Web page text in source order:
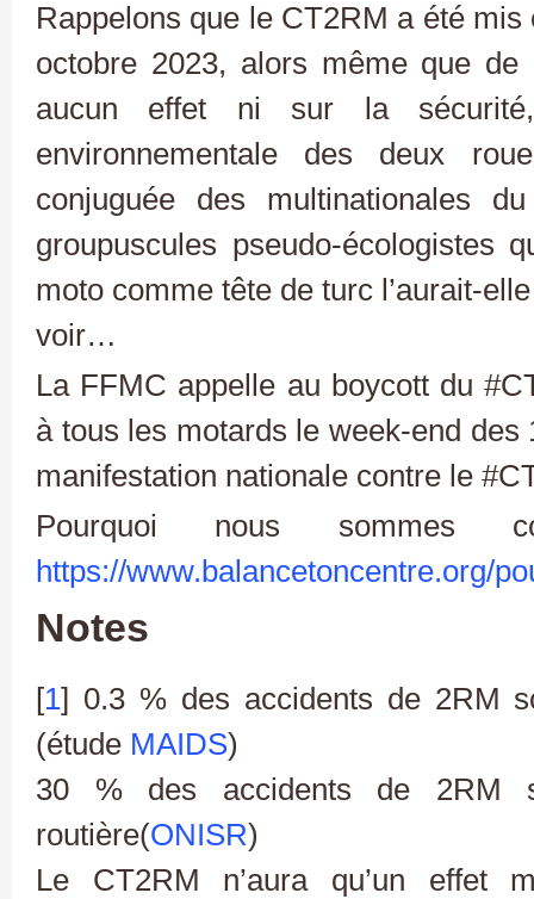
Rappelons que le CT2RM a été
octobre 2023, alors même que de
aucun effet ni sur la
environnementale des deux
conjuguée des multinationales
groupuscules pseudo-écologistes
moto comme tête de turc l’aurait-
voir…
La FFMC appelle au boycott du
à tous les motards le week-end
manifestation nationale contre le
Pourquoi nous
https://www.balancetoncentre.org/
Notes
[1] 0.3 % des accidents de 2RM
(étude MAIDS)
30 % des accidents de 2RM
routière(ONISR)
Le CT2RM n’aura qu’un effet